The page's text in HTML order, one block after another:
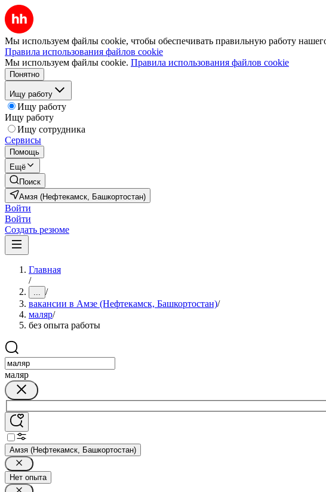
Мы используем файлы cookie, чтобы обеспечивать правильную работу
Правила использования файлов cookie
Мы используем файлы cookie. Правила использования файлов cookie
Понятно
Ищу работу
Ищу работу
Ищу работу
Ищу сотрудника
Сервисы
Помощь
Ещё
Поиск
Амзя (Нефтекамск, Башкортостан)
Войти
Войти
Создать резюме
Главная
/
... /
вакансии в Амзе (Нефтекамск, Башкортостан)/
маляр/
без опыта работы
маляр
Амзя (Нефтекамск, Башкортостан)
Нет опыта